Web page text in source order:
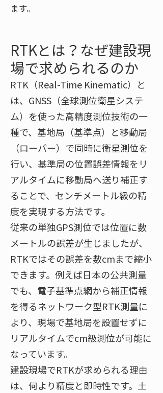
ます。
RTKとは？なぜ建設現
場で求められるのか
RTK（Real-Time Kinematic）と
は、GNSS（全球測位衛星システ
ム）を使った高精度測位技術の一
種で、基地局（基準点）と移動局
（ローバー）で同時に衛星測位を
行い、基準局の位置誤差情報をリ
アルタイムに移動局へ送り補正す
ることで、センチメートル級の精
度を実現する方法です​。
従来の単独GPS測位では位置に数
メートルの誤差が生じましたが、
RTKではその誤差を数cmまで縮小
できます​。例えば日本の公共測量
でも、電子基準点網から補正情報
を得るネットワーク型RTK測量に
より、現場で基地局を設置せずに
リアルタイムでcm級測位が可能に
なっています​。
建設現場でRTKが求められる理由
は、何より精度と即時性です。土